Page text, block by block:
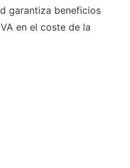
garantiza beneficios
en el coste de la